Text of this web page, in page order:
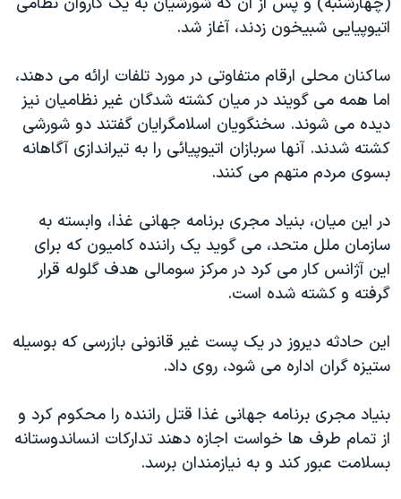
فرهنگ و زندگی
اقتصادی
علم و فناوری
اسرائیل در جنگ
گالری عکس
مستندها
حمله جمهوری اسلامی به اسرائیل
رمز مهسا
ورزش زنان در ایران
اعتراضات زن، زندگی، آزادی
تریبونال مردمی آبان ۹۸
دادگاه حمید نوری
چهل سال گروگان‌گیری
قانون شفافیت دارائی کادر رهبری ایران
اعتراضات مردمی آبان ۹۸
نرگس محمدی برنده جایزه نوبل صلح
همایش محافظه‌کاران آمریکا «سی‌پک»
دنبال کنید
زبانهای مختلف
اتيوپيايی شبيخون زدند، آغاز شد.
ساکنان محلی ارقام متفاوتی در مورد تلفات ارائه می دهند،
اما همه می گويند در ميان کشته شدگان غير نظاميان نيز
ديده می شوند. سخنگويان اسلامگرايان گفتند دو شورشی
کشته شدند. آنها سربازان اتيوپيائی را به تيراندازی آگاهانه
بسوی مردم متهم می کنند.
در اين ميان، بنياد مجری برنامه جهانی غذا، وابسته به
سازمان ملل متحد، می گويد يک راننده کاميون که برای
اين آژانس کار می کرد در مرکز سومالی هدف گلوله قرار
گرفته و کشته شده است.
اين حادثه ديروز در يک پست غير قانونی بازرسی که بوسيله
ستيزه گران اداره می شود، روی داد.
بنياد مجری برنامه جهانی غذا قتل راننده را محکوم کرد و
از تمام طرف ها خواست اجازه دهند تدارکات انساندوستانه
بسلامت عبور کند و به نيازمندان برسد.